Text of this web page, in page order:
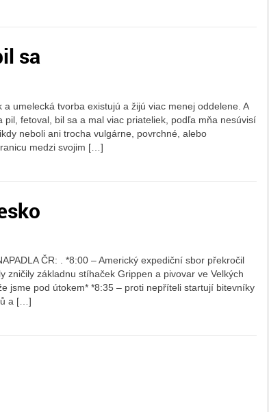
sa
a umelecká tvorba existujú a žijú viac menej oddelene. A
pil, fetoval, bil sa a mal viac priateliek, podľa mňa nesúvisí
neboli ani trocha vulgárne, povrchné, alebo
medzi svojim […]
ČR: . *8:00 – Americký expediční sbor překročil
zničily základnu stíhaček Grippen a pivovar ve Velkých
jsme pod útokem* *8:35 – proti nepříteli startují bitevníky
a […]